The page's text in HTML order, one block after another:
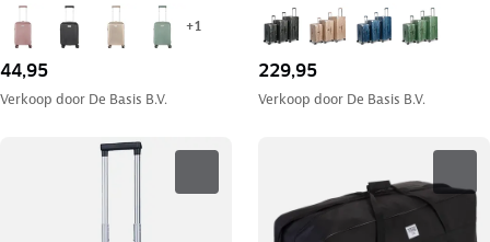
+1
44,95
Verkoop door De Basis B.V.
229,95
Verkoop door De Basis B.V.